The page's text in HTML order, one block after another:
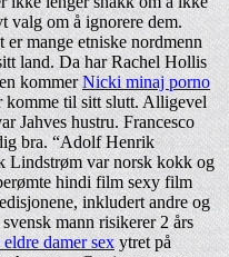
valg om å ignorere dem.
mange etniske nordmenn
land. Da har Rachel Hollis
kommerNicki minaj porno
komme til sitt slutt. Alligevel
Jahves hustru. Francesco
bra. “Adolf Henrik
Lindstrøm var norsk kokk og
hindi film sexy film
inkludert andre og
mann risikerer 2 års
damer sex ytret på